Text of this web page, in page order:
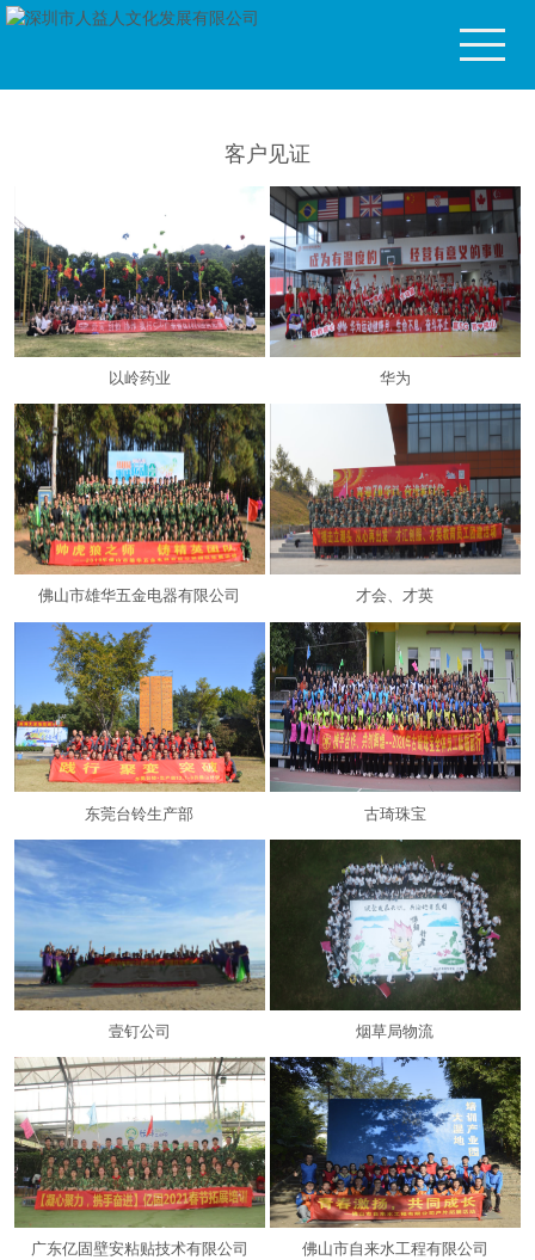
首 页
关于人益人
课程栏目
拓展项目
培训基地
人益人分享
客户见证
联系方式
新闻资讯
客户见证
以岭药业 华为
佛山市雄华五金电器有限公司 才会、才英
东莞台铃生产部 古琦珠宝
壹钉公司 烟草局物流
广东亿固壁安粘贴技术有限公司 佛山市自来水工程有限公司